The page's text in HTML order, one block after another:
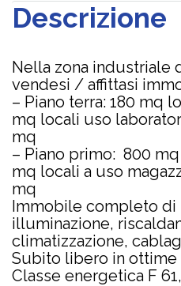
Descrizione
Nella zona industriale
vendesi / affittasi
– Piano terra: 180 mq
mq locali uso
mq
– Piano primo: 800
mq locali a uso
mq
Immobile completo di
illuminazione,
climatizzazione,
Subito libero in ottime
Classe energetica F